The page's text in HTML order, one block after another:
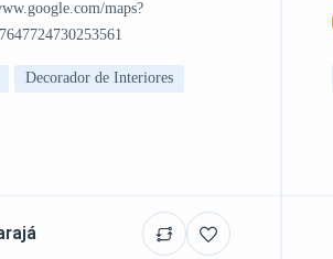
maps?
Decorador de Interiores